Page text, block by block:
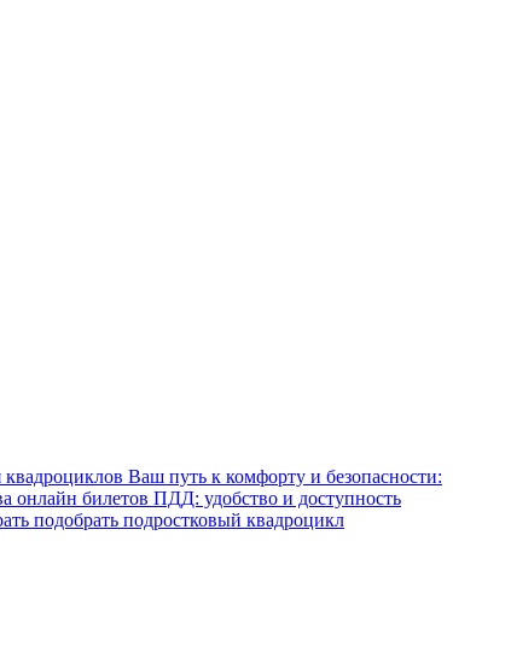
Ваш путь к комфорту и безопасности:
онлайн билетов ПДД: удобство и доступность
подобрать подростковый квадроцикл